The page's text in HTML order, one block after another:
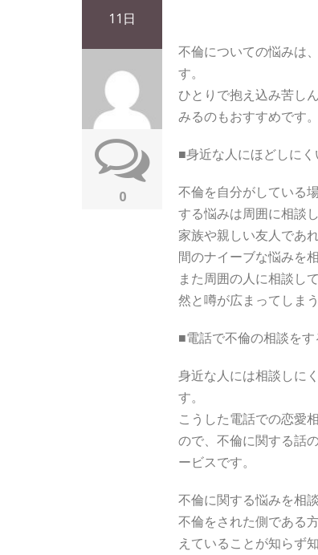
11日
0
不倫についての悩みは
す。
ひとりで抱え込み苦し
みるのもおすすめです。
■身近な人にほどしに
不倫を自分がしている
する悩みは周囲に相談
家族や親しい友人であ
間のナイーブな悩みを
また周囲の人に相談し
然と噂が広まってしま
■電話で不倫の相談をす
身近な人には相談しに
す。
こうした電話での恋愛
ので、不倫に関する話
ービスです。
不倫に関する悩みを相
不倫をされた側である
えていることが知らず